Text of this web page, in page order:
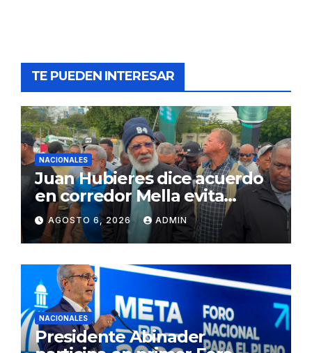
TE PUEDEN INTERESAR
NACIONALES
Juan Hubieres dice acuerdo
en corredor Mella evita
conflictos innecesarios
AGOSTO 6, 2026 ADMIN
NACIONALES
Presidente Abinader